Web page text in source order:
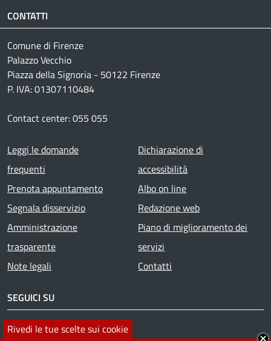
Rivedi le tue scelte sui cookie
CONTATTI
Comune di Firenze
Palazzo Vecchio
Piazza della Signoria - 50122 Firenze
P. IVA: 01307110484
Contact center: 055 055
Footer menu
Leggi le domande
frequenti
Prenota appuntamento
Segnala disservizio
Amministrazione
trasparente
Note legali
Dichiarazione di
accessibilità
Albo on line
Redazione web
Piano di miglioramento dei
servizi
Contatti
SEGUICI SU
Facebook
Instagram
YouTube
Telegram
WhatsApp
TwitterLinkedin